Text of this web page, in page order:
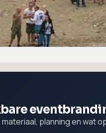
planning en wat